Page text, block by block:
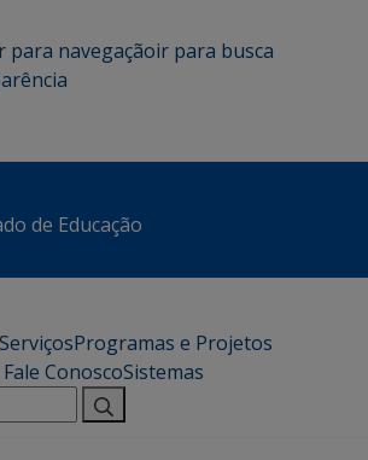
para navegaçãoir para busca
de Educação
ServiçosProgramas e Projetos
Fale ConoscoSistemas